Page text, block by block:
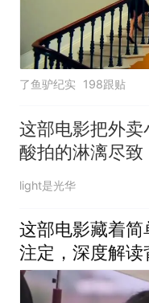
了鱼驴纪实 198跟贴
这部电影把外卖
酸拍的淋漓尽致
light是光华
这部电影藏着简
注定，深度解读